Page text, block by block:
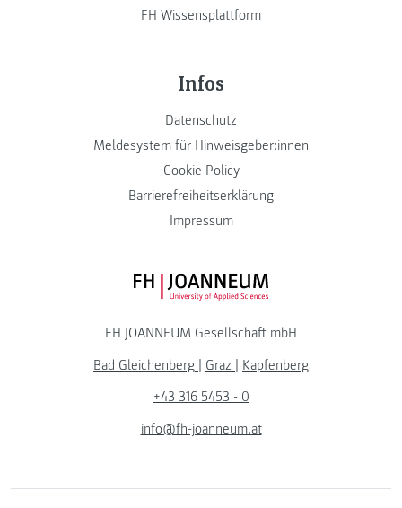
FH Wissensplattform
Infos
Datenschutz
Meldesystem für Hinweisgeber:innen
Cookie Policy
Barrierefreiheitserklärung
Impressum
FH JOANNEUM Logo
FH JOANNEUM Gesellschaft mbH
Bad Gleichenberg | Graz | Kapfenberg
+43 316 5453 - 0
info@fh-joanneum.at